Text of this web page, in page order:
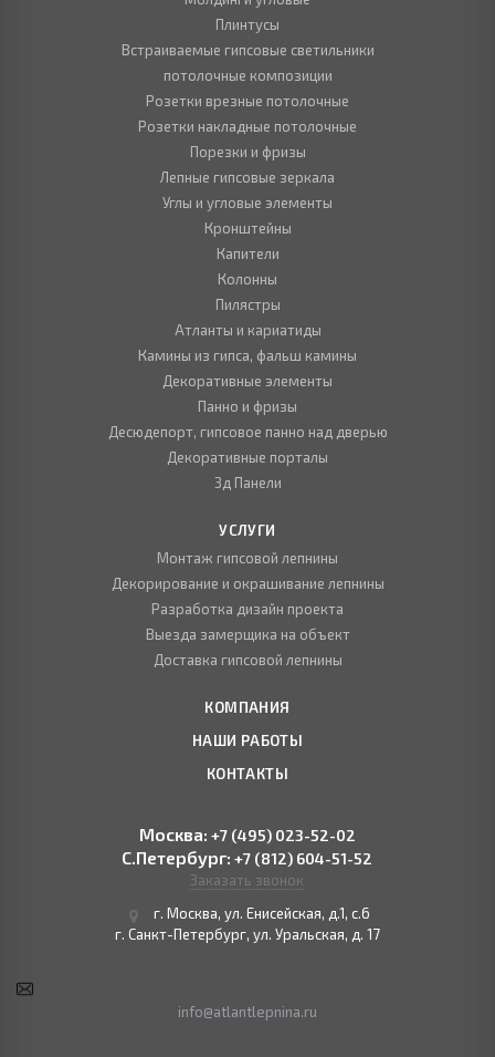
Плинтусы
Встраиваемые гипсовые светильники
потолочные композиции
Розетки врезные потолочные
Розетки накладные потолочные
Порезки и фризы
Лепные гипсовые зеркала
Углы и угловые элементы
Кронштейны
Капители
Колонны
Пилястры
Атланты и кариатиды
Камины из гипса, фальш камины
Декоративные элементы
Панно и фризы
Десюдепорт, гипсовое панно над дверью
Декоративные порталы
3д Панели
УСЛУГИ
Монтаж гипсовой лепнины
Декорирование и окрашивание лепнины
Разработка дизайн проекта
Выезда замерщика на объект
Доставка гипсовой лепнины
КОМПАНИЯ
НАШИ РАБОТЫ
КОНТАКТЫ
Москва: +7 (495) 023-52-02
С.Петербург: +7 (812) 604-51-52
Заказать звонок
г. Москва, ул. Енисейская, д.1, с.6
г. Санкт-Петербург, ул. Уральская, д. 17
info@atlantlepnina.ru